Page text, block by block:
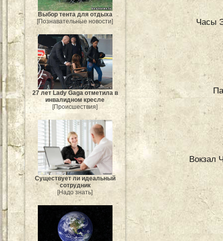
Выбор тента для отдыха
[Познавательные новости]
27 лет Lady Gaga отметила в
инвалидном кресле
[Происшествия]
Существует ли идеальный
сотрудник
[Надо знать]
Часы
Вокзал